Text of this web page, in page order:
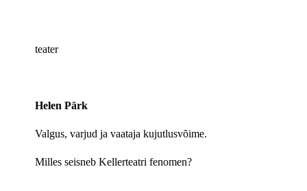
teater
Helen Pärk
Valgus, varjud ja vaataja kujutlusvõime.
Milles seisneb Kellerteatri fenomen?